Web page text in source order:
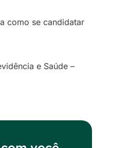
como se candidatar
e Saúde –